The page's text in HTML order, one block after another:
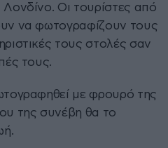
Οι τουρίστες από
να φωτογραφίζουν τους
τους στολές σαν
τους.
με φρουρό της
της συνέβη θα το